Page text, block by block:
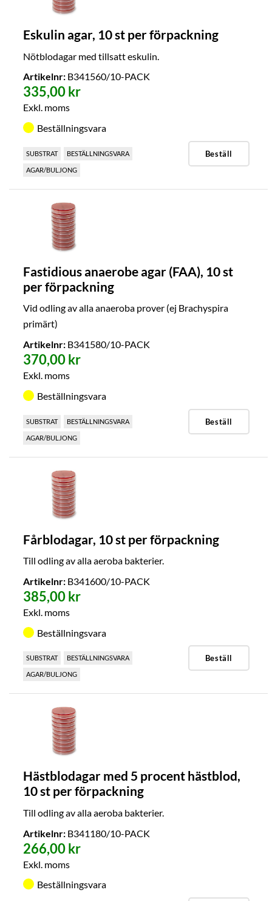
Eskulin agar, 10 st per förpackning
Nötblodagar med tillsatt eskulin.
Artikelnr:B341560/10-PACK
335,00 kr
Exkl. moms
Beställningsvara
SUBSTRAT BESTÄLLNINGSVARA
AGAR/BULJONG
Beställ
Fastidious anaerobe agar (FAA), 10 st
per förpackning
Vid odling av alla anaeroba prover (ej Brachyspira
primärt)
Artikelnr:B341580/10-PACK
370,00 kr
Exkl. moms
Beställningsvara
SUBSTRAT BESTÄLLNINGSVARA
AGAR/BULJONG
Beställ
Fårblodagar, 10 st per förpackning
Till odling av alla aeroba bakterier.
Artikelnr:B341600/10-PACK
385,00 kr
Exkl. moms
Beställningsvara
SUBSTRAT BESTÄLLNINGSVARA
AGAR/BULJONG
Beställ
Hästblodagar med 5 procent hästblod,
10 st per förpackning
Till odling av alla aeroba bakterier.
Artikelnr:B341180/10-PACK
266,00 kr
Exkl. moms
Beställningsvara